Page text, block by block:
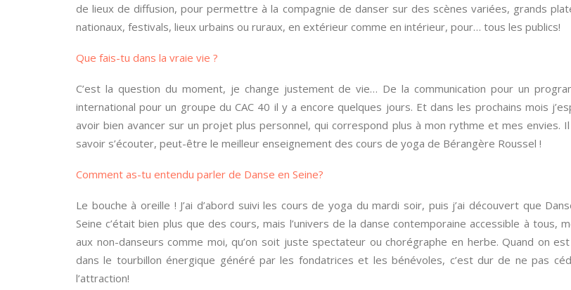
de lieux de diffusion, pour permettre à la compagnie de danser sur des scènes variées, grands
nationaux, festivals, lieux urbains ou ruraux, en extérieur comme en intérieur, pour… tous les publics!
Que fais-tu dans la vraie vie ?
C’est la question du moment, je change justement de vie… De la communication pour un
international pour un groupe du CAC 40 il y a encore quelques jours. Et dans les prochains mois
avoir bien avancer sur un projet plus personnel, qui correspond plus à mon rythme et mes envies.
savoir s’écouter, peut-être le meilleur enseignement des cours de yoga de Bérangère Roussel !
Comment as-tu entendu parler de Danse en Seine?
Le bouche à oreille ! J’ai d’abord suivi les cours de yoga du mardi soir, puis j’ai découvert que
Seine c’était bien plus que des cours, mais l’univers de la danse contemporaine accessible à tous,
aux non-danseurs comme moi, qu’on soit juste spectateur ou chorégraphe en herbe. Quand on
dans le tourbillon énergique généré par les fondatrices et les bénévoles, c’est dur de ne pas
l’attraction!